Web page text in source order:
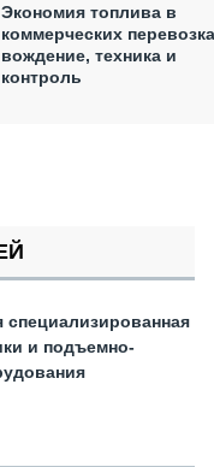
Экономия топлива в
коммерческих
вождение, техника и
контроль
специализированная
и подъемно-